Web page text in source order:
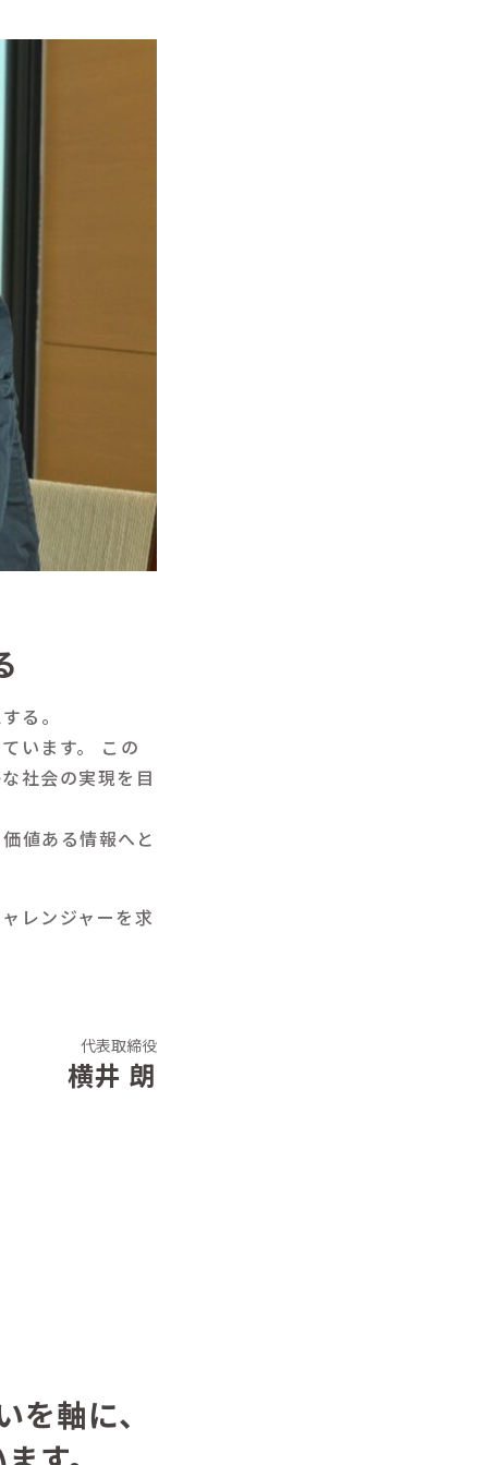
る。
います。 この
社会の実現を目
値ある情報へと
レンジャーを求
代表取締役
横井 朗
軸に、